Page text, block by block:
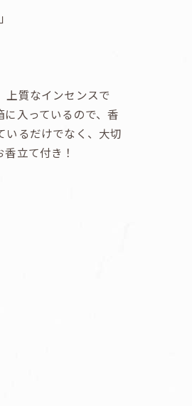
上質なインセンスで
入っているので、香
いるだけでなく、大切
立て付き！